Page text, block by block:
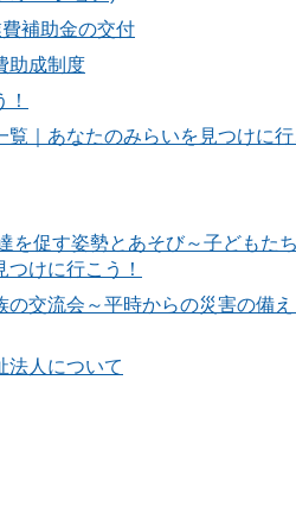
補助金の交付
助成制度
｜あなたのみらいを見つけに行
を促す姿勢とあそび～子どもた
けに行こう！
交流会～平時からの災害の備
法人について